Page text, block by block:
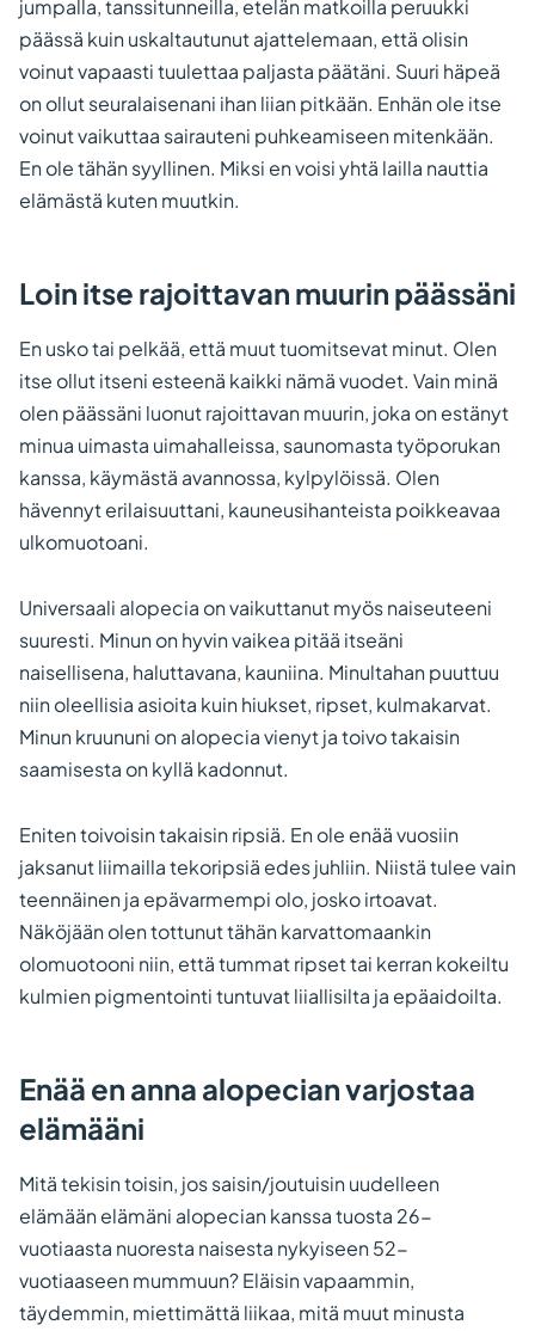
jumpalla, tanssitunneilla, etelän matkoilla peruukki
päässä kuin uskaltautunut ajattelemaan, että olisin
voinut vapaasti tuulettaa paljasta päätäni. Suuri häpeä
on ollut seuralaisenani ihan liian pitkään. Enhän ole itse
voinut vaikuttaa sairauteni puhkeamiseen mitenkään.
En ole tähän syyllinen. Miksi en voisi yhtä lailla nauttia
elämästä kuten muutkin.
Loin itse rajoittavan muurin päässäni
En usko tai pelkää, että muut tuomitsevat minut. Olen
itse ollut itseni esteenä kaikki nämä vuodet. Vain minä
olen päässäni luonut rajoittavan muurin, joka on estänyt
minua uimasta uimahalleissa, saunomasta työporukan
kanssa, käymästä avannossa, kylpylöissä. Olen
hävennyt erilaisuuttani, kauneusihanteista poikkeavaa
ulkomuotoani.
Universaali alopecia on vaikuttanut myös naiseuteeni
suuresti. Minun on hyvin vaikea pitää itseäni
naisellisena, haluttavana, kauniina. Minultahan puuttuu
niin oleellisia asioita kuin hiukset, ripset, kulmakarvat.
Minun kruununi on alopecia vienyt ja toivo takaisin
saamisesta on kyllä kadonnut.
Eniten toivoisin takaisin ripsiä. En ole enää vuosiin
jaksanut liimailla tekoripsiä edes juhliin. Niistä tulee vain
teennäinen ja epävarmempi olo, josko irtoavat.
Näköjään olen tottunut tähän karvattomaankin
olomuotooni niin, että tummat ripset tai kerran kokeiltu
kulmien pigmentointi tuntuvat liiallisilta ja epäaidoilta.
Enää en anna alopecian varjostaa
elämääni
Mitä tekisin toisin, jos saisin/joutuisin uudelleen
elämään elämäni alopecian kanssa tuosta 26-
vuotiaasta nuoresta naisesta nykyiseen 52-
vuotiaaseen mummuun? Eläisin vapaammin,
täydemmin, miettimättä liikaa, mitä muut minusta